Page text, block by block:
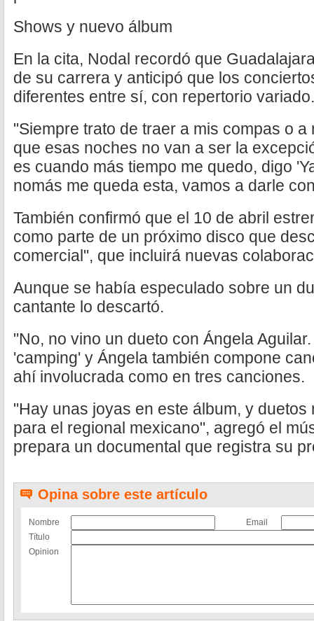
Shows y nuevo álbum
En la cita, Nodal recordó que
de su carrera y anticipó que los
diferentes entre sí, con repertorio variado.
"Siempre trato de traer a mis compas o
que esas noches no van a ser la
es cuando más tiempo me quedo, digo
nomás me queda esta, vamos a darle
También confirmó que el 10 de abril
como parte de un próximo disco que
comercial", que incluirá nuevas
Aunque se había especulado sobre un
cantante lo descartó.
"No, no vino un dueto con Ángela
'camping' y Ángela también compone
ahí involucrada como en tres canciones.
"Hay unas joyas en este álbum, y
para el regional mexicano", agregó el
prepara un documental que registra su
Opina sobre este artículo
Nombre
Email
Título
Opinion